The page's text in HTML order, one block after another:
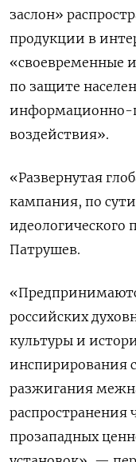
заслон»
продукции в
«своевременные
по защите
информационно-
воздействия».
«Развернутая
кампания, по
идеологического
Патрушев.
российских
культуры и
инспирирования
разжигания
распространения
прозападных